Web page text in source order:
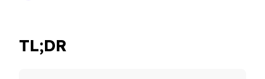
TL;DR